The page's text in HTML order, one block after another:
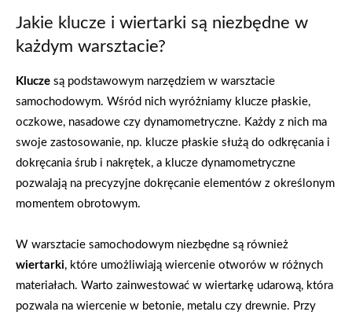
Jakie klucze i wiertarki są niezbędne w
każdym warsztacie?
Klucze są podstawowym narzędziem w warsztacie
samochodowym. Wśród nich wyróżniamy klucze płaskie,
oczkowe, nasadowe czy dynamometryczne. Każdy z nich ma
swoje zastosowanie, np. klucze płaskie służą do odkręcania i
dokręcania śrub i nakrętek, a klucze dynamometryczne
pozwalają na precyzyjne dokręcanie elementów z określonym
momentem obrotowym.
W warsztacie samochodowym niezbędne są również
wiertarki, które umożliwiają wiercenie otworów w różnych
materiałach. Warto zainwestować w wiertarkę udarową, która
pozwala na wiercenie w betonie, metalu czy drewnie. Przy